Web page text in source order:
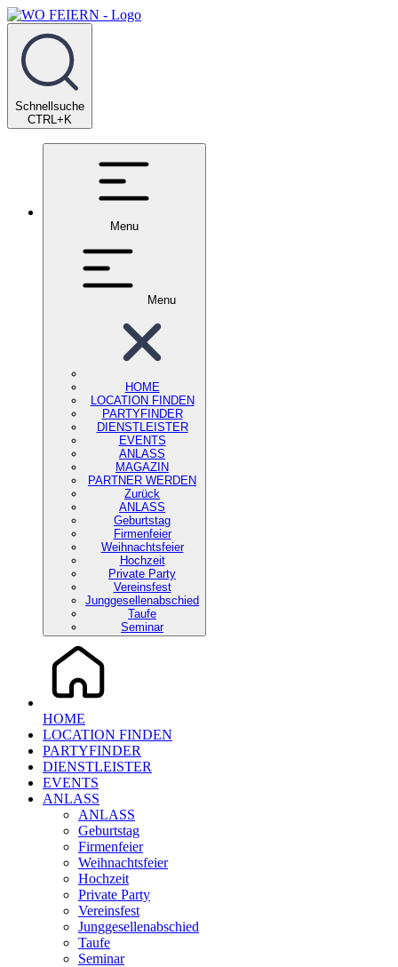
Schnellsuche
CTRL+K
Menu
Menu
HOME
LOCATION FINDEN
PARTYFINDER
DIENSTLEISTER
EVENTS
ANLASS
MAGAZIN
PARTNER WERDEN
Zurück
ANLASS
Geburtstag
Firmenfeier
Weihnachtsfeier
Hochzeit
Private Party
Vereinsfest
Junggesellenabschied
Taufe
Seminar
HOME
LOCATION FINDEN
PARTYFINDER
DIENSTLEISTER
EVENTS
ANLASS
ANLASS
Geburtstag
Firmenfeier
Weihnachtsfeier
Hochzeit
Private Party
Vereinsfest
Junggesellenabschied
Taufe
Seminar